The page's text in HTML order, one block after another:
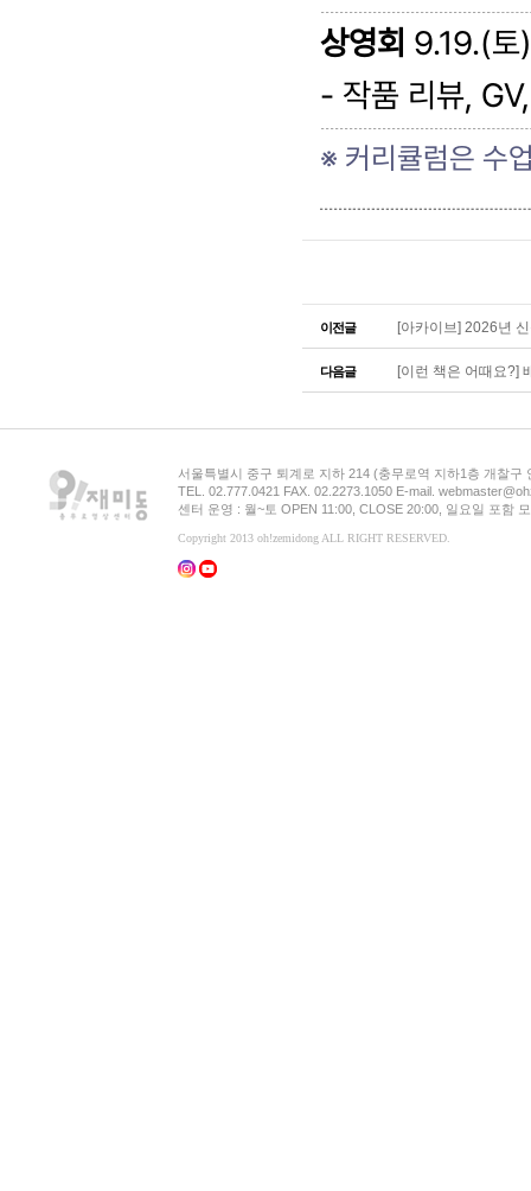
상영회 9.19.(
- 작품 리뷰,
※ 커리큘럼은 수
이전글 [아카이브] 2026년
다음글 [이런 책은 어때요?]
서울특별시 중구 퇴계로 지하 214 (충무로역 지하1층 개찰구
TEL. 02.777.0421 FAX. 02.2273.1050 E-mail.
센터 운영 : 월~토 OPEN 11:00, CLOSE 20:00, 일요일 포함
Copyright 2013 oh!zemidong ALL RIGHT RESERVED.